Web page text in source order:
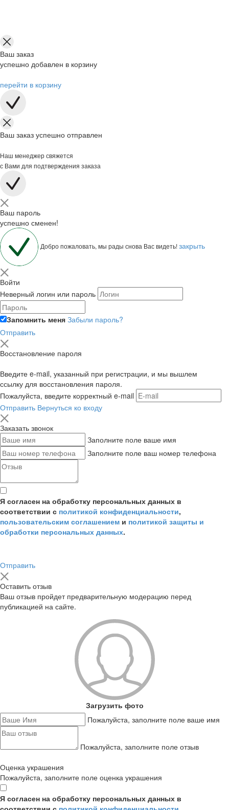
Ваш заказ
успешно добавлен в корзину
перейти в корзину
Ваш заказ успешно отправлен
Наш менеджер свяжется
с Вами для подтверждения заказа
Ваш пароль
успешно сменен!
Добро пожаловать, мы рады снова Вас видеть!закрыть
Войти
Неверный логин или пароль
Запомнить меня Забыли пароль?
Отправить
Восстановление пароля
Введите e-mail, указанный при регистрации, и мы вышлем
ссылку для восстановления пароля.
Пожалуйста, введите корректный e-mail
Отправить Вернуться ко входу
Заказать звонок
Заполните поле ваше имя
Заполните поле ваш номер телефона
Я согласен на обработку персональных данных в
соответствии с политикой конфиденциальности,
пользовательским соглашением и политикой защиты и
обработки персональных данных.
Отправить
Оставить отзыв
Ваш отзыв пройдет предварительную модерацию перед
публикацией на сайте.
Загрузить фото
Пожалуйста, заполните поле ваше имя
Пожалуйста, заполните поле отзыв
Оценка украшения
Пожалуйста, заполните поле оценка украшения
Я согласен на обработку персональных данных в